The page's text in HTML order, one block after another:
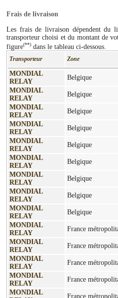
Frais de livraison
Les frais de livraison dépendent du
transporteur choisi et du montant de
figure(**) dans le tableau ci-dessous.
Transporteur Zone
MONDIAL
RELAY
Belgique
MONDIAL
RELAY
Belgique
MONDIAL
RELAY
Belgique
MONDIAL
RELAY
Belgique
MONDIAL
RELAY
Belgique
MONDIAL
RELAY
Belgique
MONDIAL
RELAY
Belgique
MONDIAL
RELAY
Belgique
MONDIAL
RELAY
Belgique
MONDIAL
RELAY
France
MONDIAL
RELAY
France
MONDIAL
RELAY
France
MONDIAL
RELAY
France
MONDIAL
France